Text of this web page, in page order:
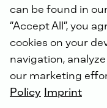
can be found in
“Accept All”, you
cookies on your
navigation,
our marketing
Policy Imprint